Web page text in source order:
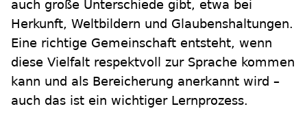
auch große Unterschiede gibt, etwa bei
Herkunft, Weltbildern und Glaubenshaltungen.
Eine richtige Gemeinschaft entsteht, wenn
diese Vielfalt respektvoll zur Sprache kommen
kann und als Bereicherung anerkannt wird –
auch das ist ein wichtiger Lernprozess.